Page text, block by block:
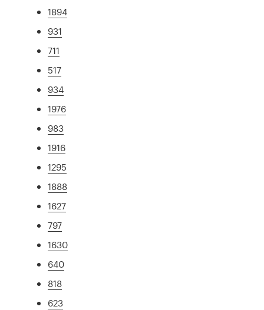
1894
931
711
517
934
1976
983
1916
1295
1888
1627
797
1630
640
818
623